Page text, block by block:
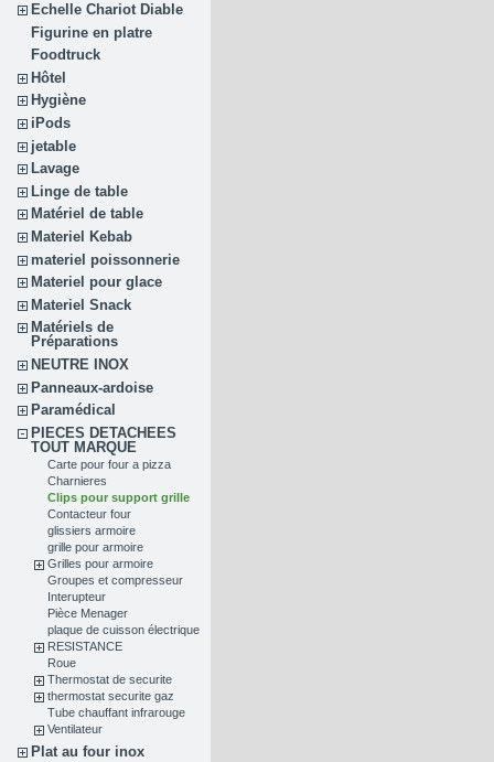
Echelle Chariot Diable
Figurine en platre
Foodtruck
Hôtel
Hygiène
iPods
jetable
Lavage
Linge de table
Matériel de table
Materiel Kebab
materiel poissonnerie
Materiel pour glace
Materiel Snack
Matériels de
Préparations
NEUTRE INOX
Panneaux-ardoise
Paramédical
PIECES DETACHEES
TOUT MARQUE
Carte pour four a pizza
Charnieres
Clips pour support grille
Contacteur four
glissiers armoire
grille pour armoire
Grilles pour armoire
Groupes et compresseur
Interupteur
Pièce Menager
plaque de cuisson électrique
RESISTANCE
Roue
Thermostat de securite
thermostat securite gaz
Tube chauffant infrarouge
Ventilateur
Plat au four inox